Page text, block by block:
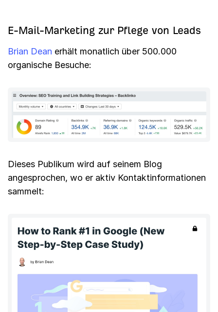
E-Mail-Marketing zur Pflege von Leads
Brian Dean erhält monatlich über 500.000
organische Besuche:
Dieses Publikum wird auf seinem Blog
angesprochen, wo er aktiv Kontaktinformationen
sammelt: